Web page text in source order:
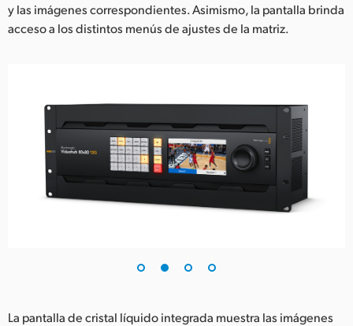
y las imágenes correspondientes. Asimismo, la pantalla brinda
acceso a los distintos menús de ajustes de la matriz.
La pantalla de cristal líquido integrada muestra las imágenes